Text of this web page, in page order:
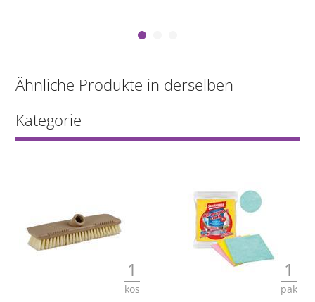
Ähnliche Produkte in derselben
Kategorie
1
kos
1
pak